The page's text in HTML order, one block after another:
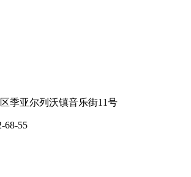
季亚尔列沃镇音乐街11号
68-55